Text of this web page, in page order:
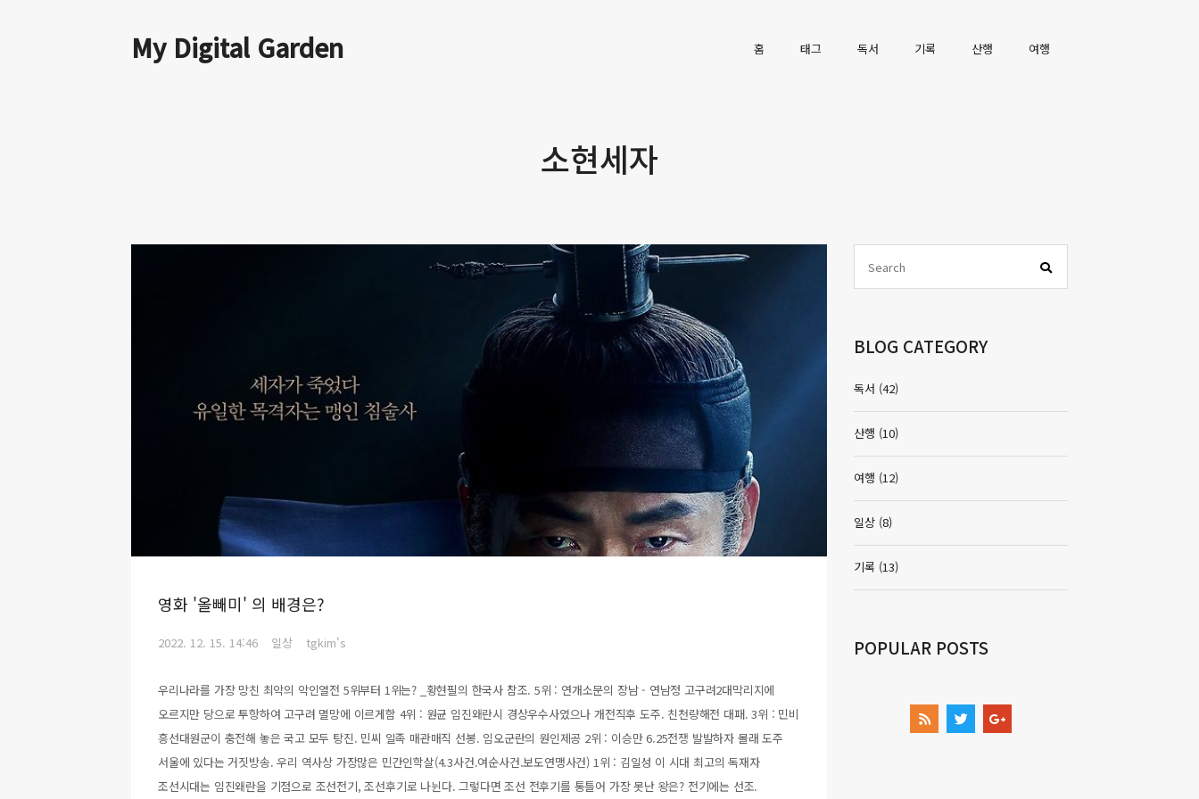
My Digital Garden Main Menu
홈 태그 독서 기록 산행 여행
소현세자
영화 '올빼미' 의 배경은?
2022. 12. 15. 14:46 일상 tgkim's
우리나라를 가장 망친 최악의 악인열전 5위부터 1위는? _황현필의 한국사 참조. 5위 : 연개소문의 장남 - 연남정 고구려2대막리지에
오르지만 당으로 투항하여 고구려 멸망에 이르게함 4위 : 원균 임진왜란시 경상우수사였으나 개전직후 도주. 친천량해전 대패. 3위 : 민비
흥선대원군이 충전해 놓은 국고 모두 탕진. 민씨 일족 매관매직 선봉. 임오군란의 원인제공 2위 : 이승만 6.25전쟁 발발하자 몰래 도주
서울에 있다는 거짓방송. 우리 역사상 가장많은 민간인학살(4.3사건.여순사건.보도연맹사건) 1위 : 김일성 이 시대 최고의 독재자
조선시대는 임진왜란을 기점으로 조선전기, 조선후기로 나뉜다. 그렇다면 조선 전후기를 통틀어 가장 못난 왕은? 전기에는 선조.
Sidebar 검색
BLOG CATEGORY
독서 (42)
산행 (10)
여행 (12)
일상 (8)
기록 (13)
POPULAR POSTS
OTHER LINKS